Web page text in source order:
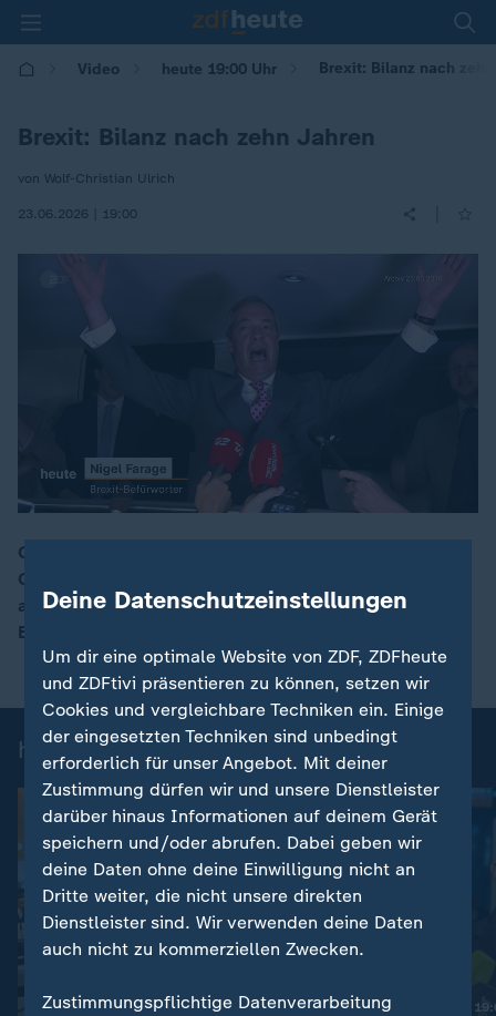
Video heute 19:00 Uhr Brexit: Bilanz nach
Brexit: Bilanz nach zehn Jahren
von Wolf-Christian Ulrich
23.06.2026 | 19:00
00:15
Genau zehn Jahre ist das Brexit-Referendum in
Großbritannien her. Anschließend traten die Briten
auch aus der Zollunion und dem EU-Binnenmarkt aus.
Eine Bilanz.
heute 19:00 Uhr: Einzelbeiträge
Nachrichten | heute 19:00 Uhr: Nachrichten | heute
Deine Datenschutzeinstellungen
Um dir eine optimale Website von ZDF, ZDFheute
und ZDFtivi präsentieren zu können, setzen wir
Cookies und vergleichbare Techniken ein. Einige
der eingesetzten Techniken sind unbedingt
erforderlich für unser Angebot. Mit deiner
Zustimmung dürfen wir und unsere Dienstleister
darüber hinaus Informationen auf deinem Gerät
speichern und/oder abrufen. Dabei geben wir
deine Daten ohne deine Einwilligung nicht an
Dritte weiter, die nicht unsere direkten
Dienstleister sind. Wir verwenden deine Daten
auch nicht zu kommerziellen Zwecken.
Zustimmungspflichtige Datenverarbeitung